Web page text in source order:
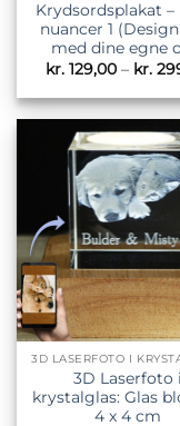
Krydsordsplakat –
nuancer 1
med dine egne
kr. 129,00 – kr.
3D LASERFOTO I
3D Laserfoto i
krystalglas: Glas
4 x 4 cm